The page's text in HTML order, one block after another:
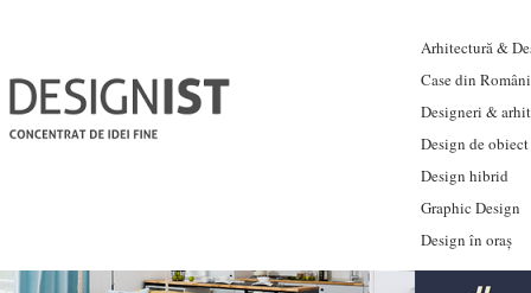
Arhitectură &
Case din
Designeri &
Design de obiect
Design hibrid
Graphic Design
Design în oraș